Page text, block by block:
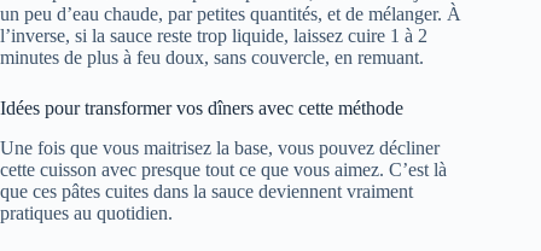
un peu d’eau chaude, par petites quantités, et de mélanger. À
l’inverse, si la sauce reste trop liquide, laissez cuire 1 à 2
minutes de plus à feu doux, sans couvercle, en remuant.
Idées pour transformer vos dîners avec cette méthode
Une fois que vous maitrisez la base, vous pouvez décliner
cette cuisson avec presque tout ce que vous aimez. C’est là
que ces pâtes cuites dans la sauce deviennent vraiment
pratiques au quotidien.